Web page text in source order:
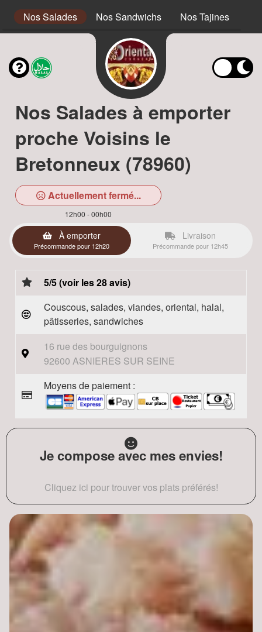
Nos Salades Nos Sandwichs Nos Tajines
Nos Salades à emporter
proche Voisins le
Bretonneux (78960)
Actuellement fermé...
12h00 - 00h00
À emporter
Précommande pour 12h20
Livraison
Précommande pour 12h45
5/5 (voir les 28 avis)
Couscous, salades, viandes, oriental, halal,
pâtisseries, sandwiches
16 rue des bourguignons
92600 ASNIERES SUR SEINE
Moyens de paiement :
Je compose avec mes envies!
Cliquez ici pour trouver vos plats préférés!